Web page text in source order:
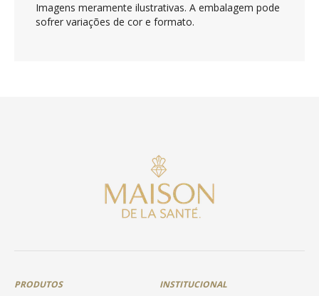
Imagens meramente ilustrativas. A embalagem pode
sofrer variações de cor e formato.
PRODUTOS
INSTITUCIONAL